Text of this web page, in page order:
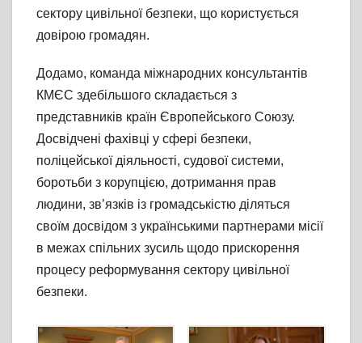
сектору цивільної безпеки, що користується
довірою громадян.
Додамо, команда міжнародних консультантів
КМЄС здебільшого складається з
представників країн Європейського Союзу.
Досвідчені фахівці у сфері безпеки,
поліцейської діяльності, судової системи,
боротьби з корупцією, дотримання прав
людини, зв’язків із громадськістю діляться
своїм досвідом з українськими партнерами місії
в межах спільних зусиль щодо прискорення
процесу реформування сектору цивільної
безпеки.